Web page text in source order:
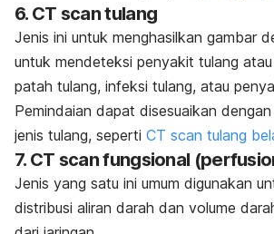
6. CT scan tulang
Jenis ini untuk menghasilkan gambar
untuk mendeteksi penyakit tulang
patah tulang, infeksi tulang, atau
Pemindaian dapat disesuaikan
jenis tulang, seperti CT scan tulang
7. CT scan fungsional
Jenis yang satu ini umum digunakan
distribusi aliran darah dan volume